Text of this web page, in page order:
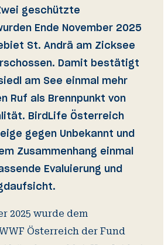
geschützte
Ende November 2025
St. Andrä am Zicksee
Damit bestätigt
am See einmal mehr
Ruf als Brennpunkt von
BirdLife Österreich
gegen Unbekannt und
Zusammenhang einmal
Evaluierung und
2025 wurde dem
Österreich der Fund